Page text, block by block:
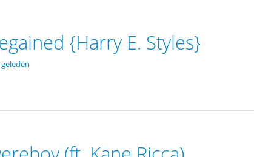
{Harry E. Styles}